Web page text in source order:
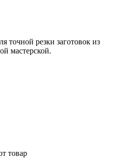
точной резки заготовок из
мастерской.
товар